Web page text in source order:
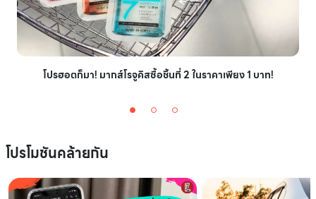
โปรฮอตก็มา! มากส์โรจูคิสซื้อชิ้นที่ 2 ในราคาเพียง 1 บาท!
โปรโมชันคล้ายกัน